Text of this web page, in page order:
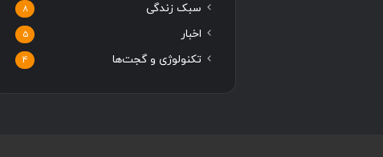
سبک زندگی 8
اخبار 5
تکنولوژی و گجت‌ها 4